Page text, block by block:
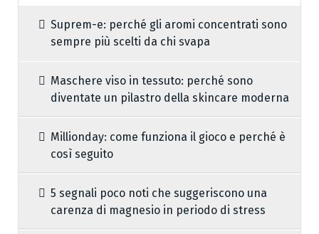
Suprem-e: perché gli aromi concentrati sono
sempre più scelti da chi svapa
Maschere viso in tessuto: perché sono
diventate un pilastro della skincare moderna
Millionday: come funziona il gioco e perché è
così seguito
5 segnali poco noti che suggeriscono una
carenza di magnesio in periodo di stress